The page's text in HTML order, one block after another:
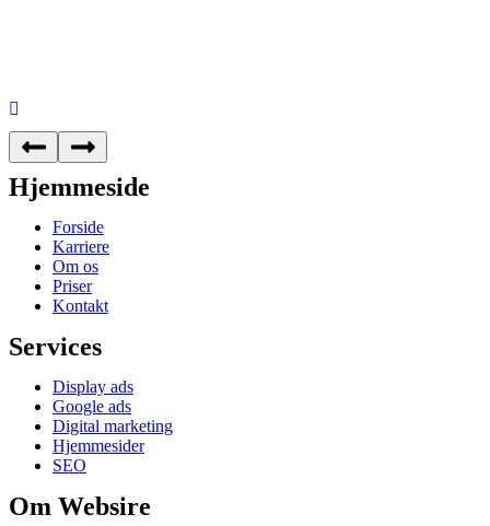
Hjemmeside
Forside
Karriere
Om os
Priser
Kontakt
Services
Display ads
Google ads
Digital marketing
Hjemmesider
SEO
Om Websire